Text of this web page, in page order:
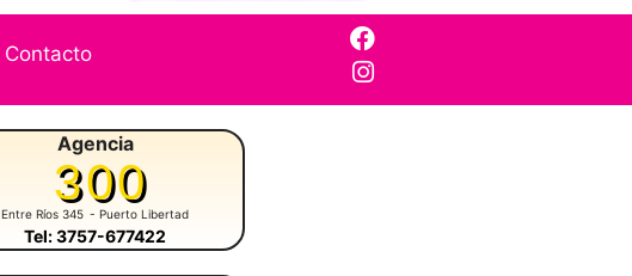
Contacto
Agencia
300
Entre Ríos 345 - Puerto Libertad
Tel: 3757-677422